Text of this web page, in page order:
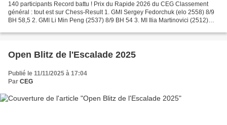
140 participants Record battu ! Prix du Rapide 2026 du CEG Classement
général : tout est sur Chess-Result 1. GMI Sergey Fedorchuk (elo 2558) 8/9
BH 58,5 2. GMI Li Min Peng (2537) 8/9 BH 54 3. MI Ilia Martinovici (2512)
Open Blitz de l'Escalade 2025
Publié le 11/11/2025 à 17:04
Par CEG